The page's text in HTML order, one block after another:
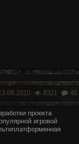
8321 46
проекта
игровой